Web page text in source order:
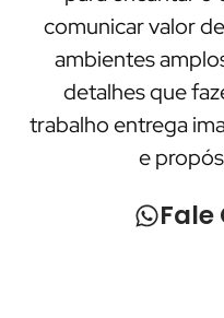
comunicar valor
ambientes
detalhes que
trabalho entrega
e
Fale